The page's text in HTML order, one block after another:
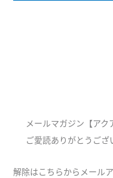
メールマガジン【アク
ご愛読ありがとうござ
解除はこちらからメール